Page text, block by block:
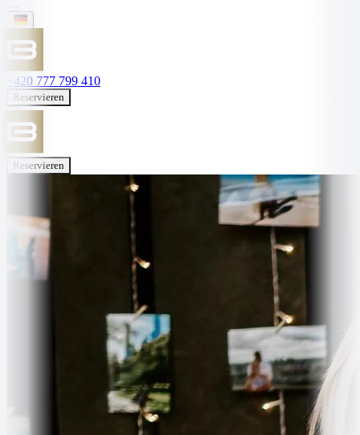
+420 777 799 410
Reservieren
Reservieren